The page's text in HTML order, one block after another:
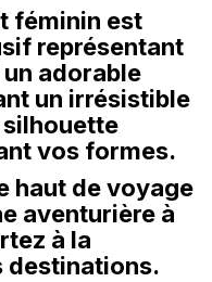
féminin est
représentant
adorable
un irrésistible
silhouette
vos formes.
haut de voyage
aventurière à
à la
destinations.